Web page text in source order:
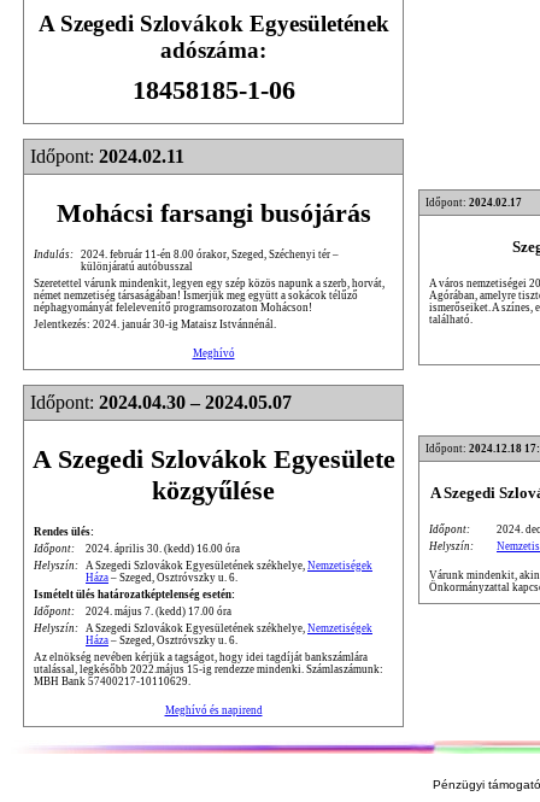
A Szegedi Szlovákok Egyesületének
adószáma:
18458185-1-06
Időpont: 2024.02.11
Mohácsi farsangi busójárás
Indulás: 2024. február 11-én 8.00 órakor, Szeged, Széchenyi tér –
különjáratú autóbusszal
Szeretettel várunk mindenkit, legyen egy szép közös napunk a szerb, horvát,
német nemzetiség társaságában! Ismerjük meg együtt a sokácok télűző
néphagyományát felelevenítő programsorozaton Mohácson!
Jelentkezés: 2024. január 30-ig Mataisz Istvánnénál.
Meghívó
Időpont: 2024.02.17
A város nemzetiségei
Agórában, amelyre
ismerőseiket. A színes,
található.
Időpont: 2024.04.30 – 2024.05.07
A Szegedi Szlovákok Egyesülete
közgyűlése
Rendes ülés:
Időpont:
2024. április 30. (kedd) 16.00 óra
Helyszín: A Szegedi Szlovákok Egyesületének székhelye, Nemzetiségek
Háza – Szeged, Osztróvszky u. 6.
Ismételt ülés határozatképtelenség esetén:
Időpont:
2024. május 7. (kedd) 17.00 óra
Helyszín: A Szegedi Szlovákok Egyesületének székhelye, Nemzetiségek
Háza – Szeged, Osztróvszky u. 6.
Az elnökség nevében kérjük a tagságot, hogy idei tagdíját bankszámlára
utalással, legkésőbb 2022.május 15-ig rendezze mindenki. Számlaszámunk:
MBH Bank 57400217-10110629.
Meghívó és napirend
Időpont: 2024.12.18
A Szegedi
Időpont:
2024.
Helyszín:
Várunk mindenkit,
Önkormányzattal
Pénzügyi